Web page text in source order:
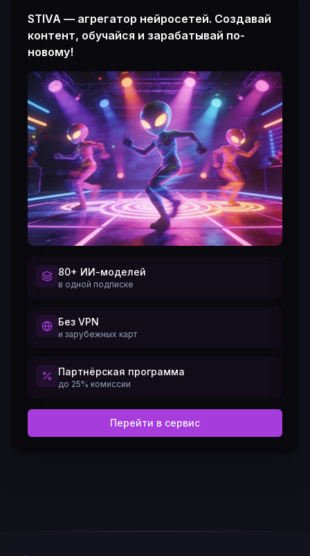
STIVA — агрегатор нейросетей. Создавай
контент, обучайся и зарабатывай по-
новому!
80+ ИИ-моделей
в одной подписке
Без VPN
и зарубежных карт
Партнёрская программа
до 25% комиссии
Перейти в сервис